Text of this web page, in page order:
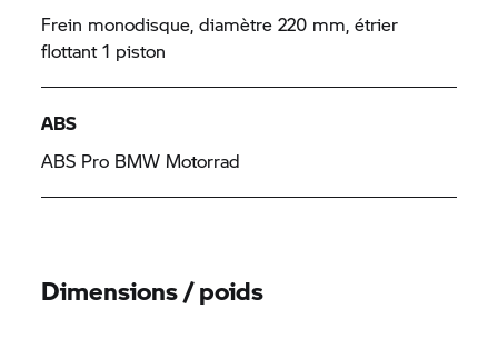
Frein monodisque, diamètre 220 mm, étrier
flottant 1 piston
ABS
ABS Pro BMW Motorrad
Dimensions / poids